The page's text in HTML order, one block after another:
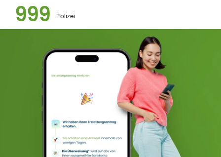
999 Polizei